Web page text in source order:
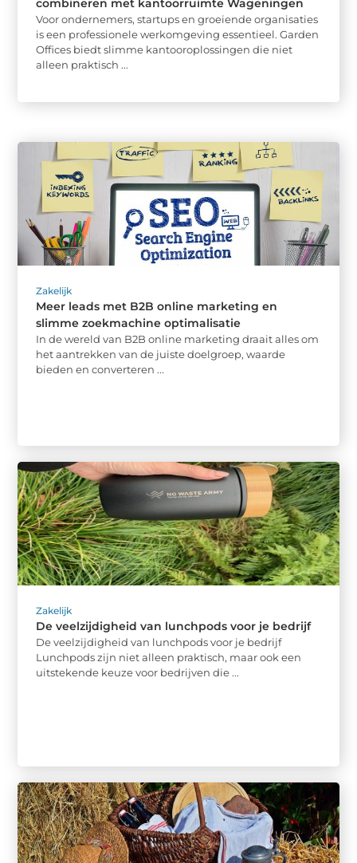
combineren met kantoorruimte Wageningen
Voor ondernemers, startups en groeiende organisaties
is een professionele werkomgeving essentieel. Garden
Offices biedt slimme kantooroplossingen die niet
alleen praktisch ...
Zakelijk
Meer leads met B2B online marketing en
slimme zoekmachine optimalisatie
In de wereld van B2B online marketing draait alles om
het aantrekken van de juiste doelgroep, waarde
bieden en converteren ...
Zakelijk
De veelzijdigheid van lunchpods voor je bedrijf
De veelzijdigheid van lunchpods voor je bedrijf
Lunchpods zijn niet alleen praktisch, maar ook een
uitstekende keuze voor bedrijven die ...